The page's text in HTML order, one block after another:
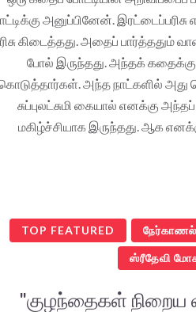
அனுப்பினேன்.
கிடைத்தது. அதைப் பார்த்ததும்
போல் இருந்தது. அந்தக் கதைக்குப்
அந்த நாட்களில் அது
சுப்புலட்சுமி கையால் எனக்கு அந்தப்
மகிழ்ச்சியாக இருந்தது. ஆக
TOP FEATURED
ஸ்ரீதேவி
"குழந்தைகள் நிறைய